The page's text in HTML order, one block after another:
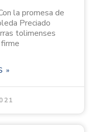
la promesa de
Preciado
tolimenses
»